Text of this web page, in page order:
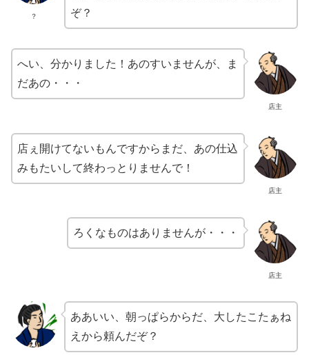
？
ぞ？
店主
へい、分かりました！あのすいませんが、ま
だあの・・・
店主
店ぇ開けてないもんですからまだ、あの仕込
みもたいして終わっとりませんで！
店主
ろくなものはありませんが・・・
ああいい、朝っぱらからだ、大したこたぁね
えから頼んだぞ？